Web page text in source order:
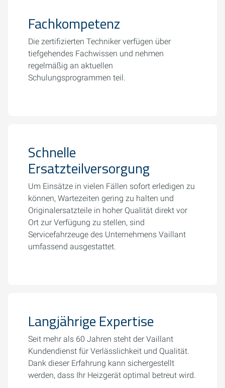
Fachkompetenz
Die zertifizierten Techniker verfügen über
tiefgehendes Fachwissen und nehmen
regelmäßig an aktuellen
Schulungsprogrammen teil.
Schnelle
Ersatzteilversorgung
Um Einsätze in vielen Fällen sofort erledigen zu
können, Wartezeiten gering zu halten und
Originalersatzteile in hoher Qualität direkt vor
Ort zur Verfügung zu stellen, sind
Servicefahrzeuge des Unternehmens Vaillant
umfassend ausgestattet.
Langjährige Expertise
Seit mehr als 60 Jahren steht der Vaillant
Kundendienst für Verlässlichkeit und Qualität.
Dank dieser Erfahrung kann sichergestellt
werden, dass Ihr Heizgerät optimal betreut wird.